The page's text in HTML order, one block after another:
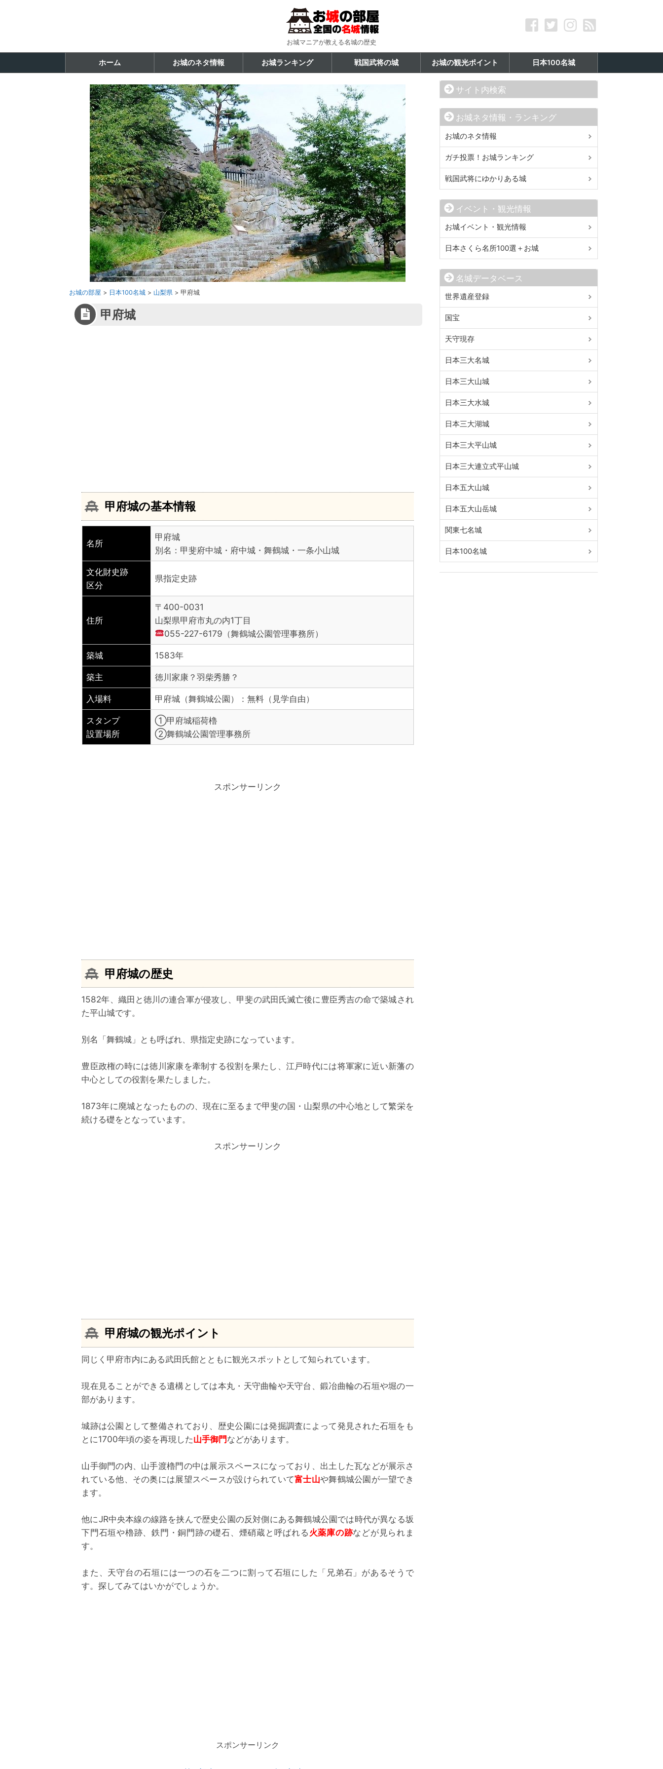
お城マニアが教える名城の歴史
ホーム お城のネタ情報 お城ランキング 戦国武将の城 お城の観光ポイント 日本100名城
お城の部屋 > 日本100名城 > 山梨県 > 甲府城
甲府城
甲府城の基本情報
名所
甲府城
別名：甲斐府中城・府中城・舞鶴城・一条小山城
文化財史跡
区分
県指定史跡
住所
〒400-0031
山梨県甲府市丸の内1丁目
055-227-6179（舞鶴城公園管理事務所）
築城 1583年
築主 徳川家康？羽柴秀勝？
入場料 甲府城（舞鶴城公園）：無料（見学自由）
スタンプ
設置場所
①甲府城稲荷櫓
②舞鶴城公園管理事務所
スポンサーリンク
甲府城の歴史
1582年、織田と徳川の連合軍が侵攻し、甲斐の武田氏滅亡後に豊臣秀吉の命で築城され
た平山城です。
別名「舞鶴城」とも呼ばれ、県指定史跡になっています。
豊臣政権の時には徳川家康を牽制する役割を果たし、江戸時代には将軍家に近い新藩の
中心としての役割を果たしました。
1873年に廃城となったものの、現在に至るまで甲斐の国・山梨県の中心地として繁栄を
続ける礎をとなっています。
スポンサーリンク
甲府城の観光ポイント
同じく甲府市内にある武田氏館とともに観光スポットとして知られています。
現在見ることができる遺構としては本丸・天守曲輪や天守台、鍛冶曲輪の石垣や堀の一
部があります。
城跡は公園として整備されており、歴史公園には発掘調査によって発見された石垣をも
とに1700年頃の姿を再現した山手御門などがあります。
山手御門の内、山手渡櫓門の中は展示スペースになっており、出土した瓦などが展示さ
れている他、その奥には展望スペースが設けられていて富士山や舞鶴城公園が一望でき
ます。
他にJR中央本線の線路を挟んで歴史公園の反対側にある舞鶴城公園では時代が異なる坂
下門石垣や櫓跡、鉄門・銅門跡の礎石、煙硝蔵と呼ばれる火薬庫の跡などが見られま
す。
また、天守台の石垣には一つの石を二つに割って石垣にした「兄弟石」があるそうで
す。探してみてはいかがでしょうか。
スポンサーリンク
サイト内検索
お城ネタ情報・ランキング
お城のネタ情報
ガチ投票！お城ランキング
戦国武将にゆかりある城
イベント・観光情報
お城イベント・観光情報
日本さくら名所100選＋お城
名城データベース
世界遺産登録
国宝
天守現存
日本三大名城
日本三大山城
日本三大水城
日本三大湖城
日本三大平山城
日本三大連立式平山城
日本五大山城
日本五大山岳城
関東七名城
日本100名城